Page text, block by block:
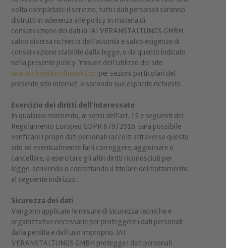
volta completato il servizio, tutti i dati personali saranno
distrutti in aderenza alle policy in materia di
conservazione dei dati di IAI VERANSTALTUNGS GMBH,
salvo diversa richiesta dell’autorità e salvo esigenze di
conservazione stabilite dalla legge, o da quanto indicato
nella presente policy “misure dell’utilizzo del sito
www.christkindlmarkt.cc. per sezioni particolari del
presente sito internet, o secondo sue esplicite richieste.
Esercizio dei diritti dell’interessato
In qualsiasi momento, ai sensi dell'art. 15 e seguenti del
Regolamento Europeo GDPR 679/2016, sarà possibile
verificare i propri dati personali raccolti attraverso questo
sito ed eventualmente farli correggere, aggiornare o
cancellare, o esercitare gli altri diritti riconosciuti per
legge, scrivendo o contattando il titolare del trattamento
al seguente indirizzo .
Sicurezza dei dati
Vengono applicate le misure di sicurezza tecniche e
organizzative necessarie per proteggere i dati personali
dalla perdita e dall'uso improprio. IAI
VERANSTALTUNGS GMBH protegge i dati personali